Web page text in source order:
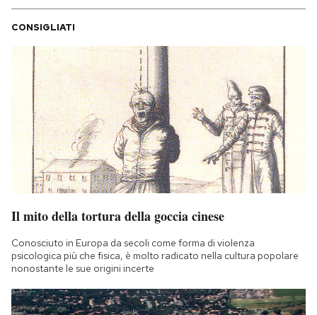
CONSIGLIATI
Il mito della tortura della goccia cinese
Conosciuto in Europa da secoli come forma di violenza
psicologica più che fisica, è molto radicato nella cultura popolare
nonostante le sue origini incerte